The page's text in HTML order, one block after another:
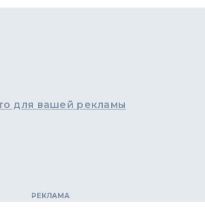
для вашей рекламы